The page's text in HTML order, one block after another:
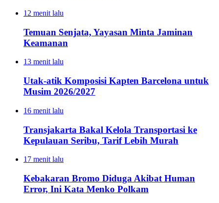
12 menit lalu
Temuan Senjata, Yayasan Minta Jaminan
Keamanan
13 menit lalu
Utak-atik Komposisi Kapten Barcelona untuk
Musim 2026/2027
16 menit lalu
Transjakarta Bakal Kelola Transportasi ke
Kepulauan Seribu, Tarif Lebih Murah
17 menit lalu
Kebakaran Bromo Diduga Akibat Human
Error, Ini Kata Menko Polkam